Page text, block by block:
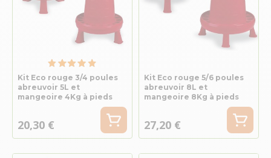
Kit Eco rouge 3/4 poules
abreuvoir 5L et
mangeoire 4Kg à pieds
20,30 €
Kit Eco rouge 5/6 poules
abreuvoir 8L et
mangeoire 8Kg à pieds
27,20 €